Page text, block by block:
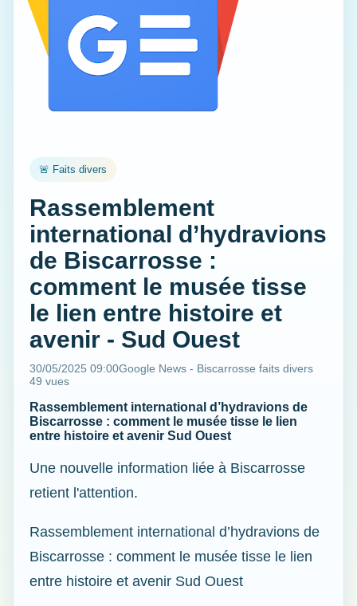
🚨 Faits divers
Rassemblement
international d’hydravions
de Biscarrosse :
comment le musée tisse
le lien entre histoire et
avenir - Sud Ouest
30/05/2025 09:00Google News - Biscarrosse faits divers
49 vues
Rassemblement international d’hydravions de
Biscarrosse : comment le musée tisse le lien
entre histoire et avenir Sud Ouest
Une nouvelle information liée à Biscarrosse
retient l'attention.
Rassemblement international d’hydravions de
Biscarrosse : comment le musée tisse le lien
entre histoire et avenir Sud Ouest